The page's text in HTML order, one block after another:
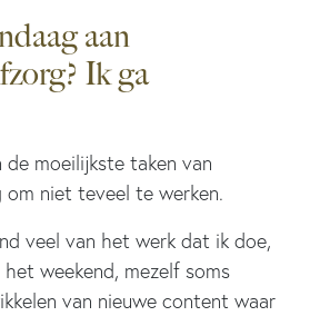
aan
Ik ga
de moeilijkste taken van
niet teveel te werken.
veel van het werk dat ik doe,
weekend, mezelf soms
van nieuwe content waar